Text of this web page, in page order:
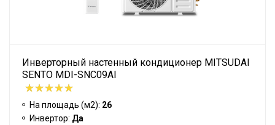
Инверторный настенный кондиционер MITSUDAI
SENTO MDI-SNC09AI
На площадь (м2): 26
Инвертор: Да